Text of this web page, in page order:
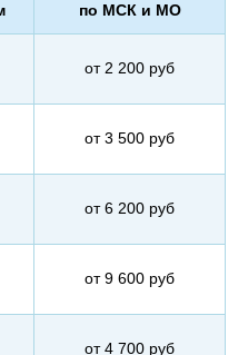
по МСК и МО
от 2 200 руб
от 3 500 руб
от 6 200 руб
от 9 600 руб
от 4 700 руб